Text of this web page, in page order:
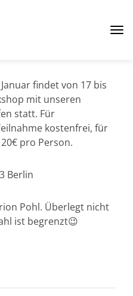
findet von 17 bis
mit unseren
statt. Für
kostenfrei, für
pro Person.
Berlin
Pohl. Überlegt nicht
ist begrenzt😉